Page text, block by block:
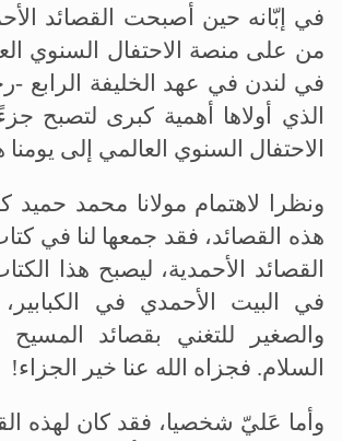
في إبّانه حين أصبحت القصائد
من على منصة الاحتفال السنوي
في لندن في عهد الخليفة الرابع -
الذي أولاها أهمية كبرى لتصبح
الاحتفال السنوي العالمي إلى يومنا
ونظرا لاهتمام مولانا محمد حميد
هذه القصائد، فقد جمعها لنا في
القصائد الأحمدية، ليصبح هذا
في البيت الأحمدي في الكبابير،
والصغير للتغني بقصائد المسيح
السلام. فجزاه الله عنا خير الجزاء!
وأما عَليّ شخصيا، فقد كان لهذه